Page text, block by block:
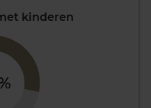
kinderen